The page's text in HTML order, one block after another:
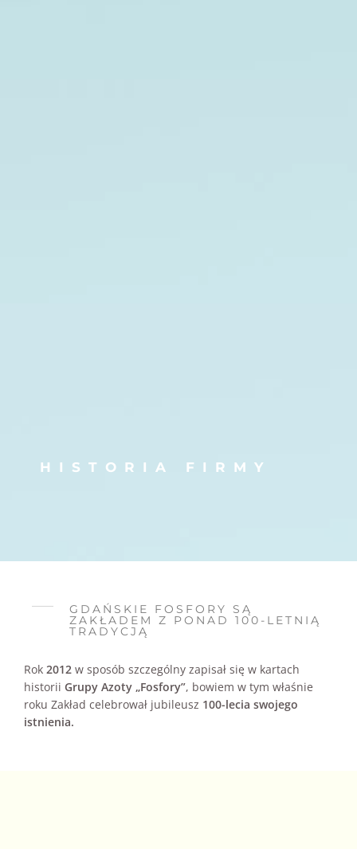
HISTORIA FIRMY
GDAŃSKIE FOSFORY SĄ
ZAKŁADEM Z PONAD 100-LETNIĄ
TRADYCJĄ
Rok 2012 w sposób szczególny zapisał się w kartach
historii Grupy Azoty „Fosfory”, bowiem w tym właśnie
roku Zakład celebrował jubileusz 100-lecia swojego
istnienia.